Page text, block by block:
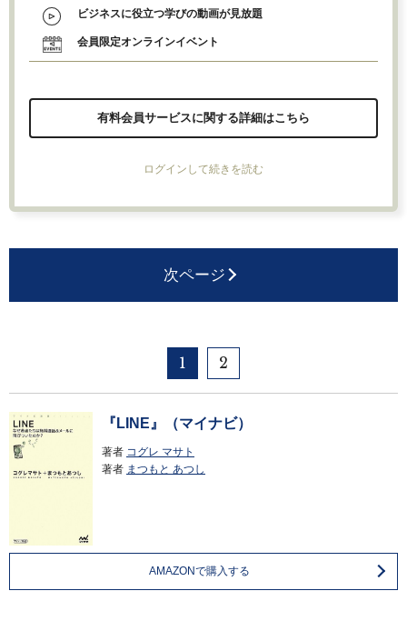
ビジネスに役立つ学びの動画が見放題
会員限定オンラインイベント
有料会員サービスに関する詳細はこちら
ログインして続きを読む
次ページ
1 2
『LINE』（マイナビ）
著者 コグレ マサト
著者 まつもと あつし
AMAZONで購入する